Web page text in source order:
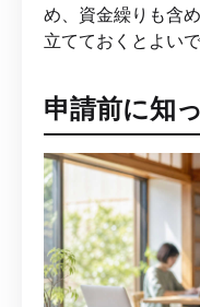
め、資金繰りも含
立てておくとよいで
申請前に知